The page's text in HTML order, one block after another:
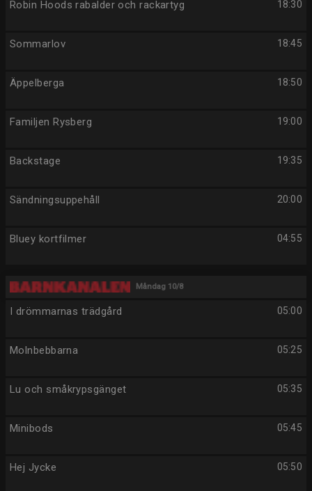
18:30
Robin Hoods rabalder och rackartyg
18:45
Sommarlov
18:50
Äppelberga
19:00
Familjen Rysberg
19:35
Backstage
20:00
Sändningsuppehåll
04:55
Bluey kortfilmer
Måndag 10/8
05:00
I drömmarnas trädgård
05:25
Molnbebbarna
05:35
Lu och småkrypsgänget
05:45
Minibods
05:50
Hej Jycke